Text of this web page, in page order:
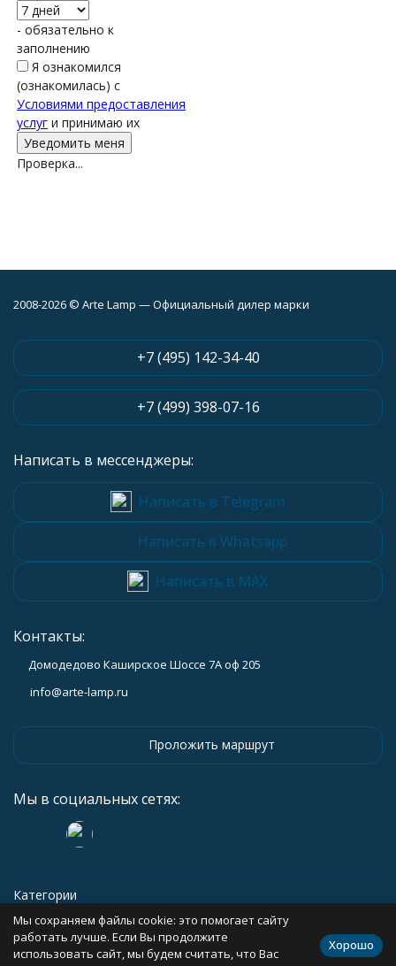
- обязательно к
заполнению
Я ознакомился
(ознакомилась) с
Условиями предоставления
услуг и принимаю их
Проверка...
2008-2026 © Arte Lamp — Официальный дилер марки
+7 (495) 142-34-40
+7 (499) 398-07-16
Написать в мессенджеры:
Написать в Telegram
Написать в Whatsapp
Написать в MAX
Контакты:
Домодедово Каширское Шоссе 7А оф 205
info@arte-lamp.ru
Проложить маршрут
Мы в социальных сетях:
Категории
Информация
Мы сохраняем файлы cookie: это помогает сайту
работать лучше. Если Вы продолжите
использовать сайт, мы будем считать, что Вас
Хорошо